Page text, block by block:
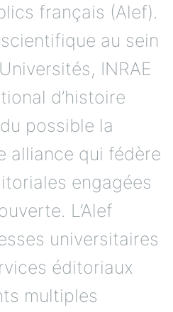
français (Alef).
au sein
INRAE
d’histoire
possible la
alliance qui fédère
engagées
L’Alef
universitaires
éditoriaux
multiples